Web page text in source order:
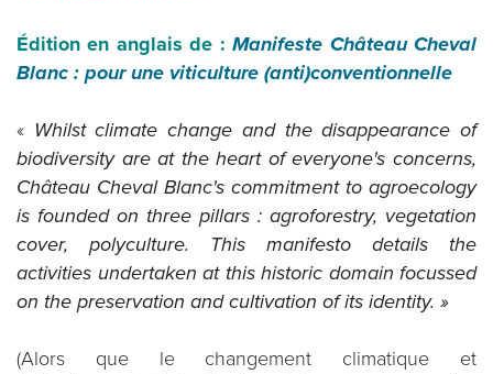
Édition en anglais de :Manifeste Château Cheval
Blanc : pour une viticulture (anti)conventionnelle
« Whilst climate change and the disappearance of
biodiversity are at the heart of everyone's concerns,
Château Cheval Blanc's commitment to agroecology
is founded on three pillars : agroforestry, vegetation
cover, polyculture. This manifesto details the
activities undertaken at this historic domain focussed
on the preservation and cultivation of its identity. »
(Alors que le changement climatique et